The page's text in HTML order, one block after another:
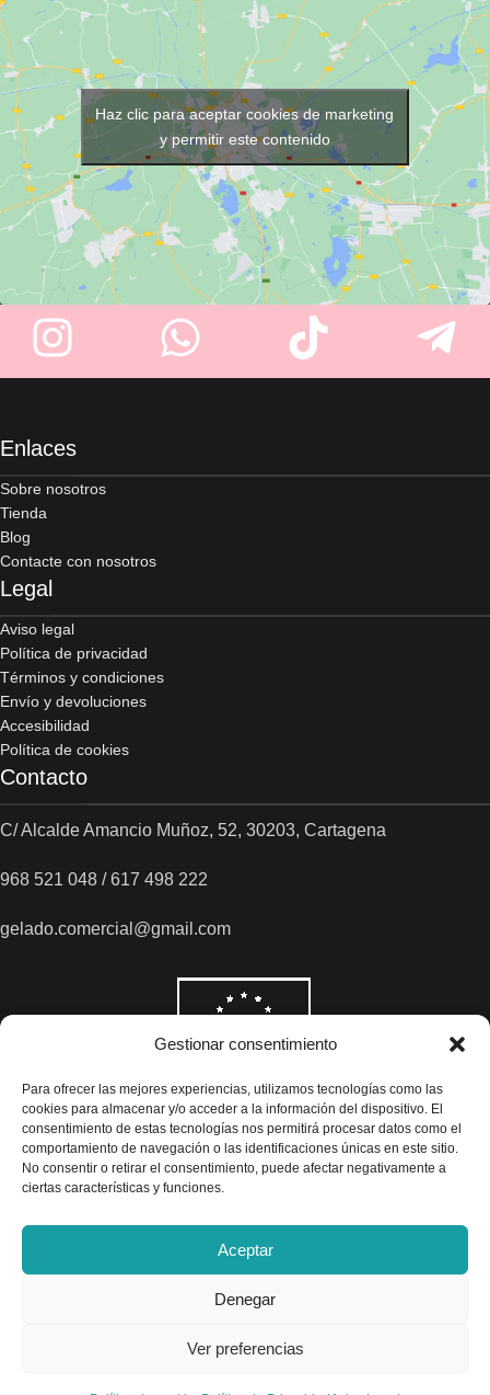
Gestionar consentimiento
Para ofrecer las mejores experiencias, utilizamos tecnologías como las
cookies para almacenar y/o acceder a la información del dispositivo. El
consentimiento de estas tecnologías nos permitirá procesar datos como el
comportamiento de navegación o las identificaciones únicas en este sitio.
No consentir o retirar el consentimiento, puede afectar negativamente a
ciertas características y funciones.
Aceptar
Denegar
Ver preferencias
garantizando confort para el
cliente y facilidad de trabajo
para el profesional. Fabricado
en España y personalizable con
opciones como kit relax y
grifería antidrop.
unmaterial resistente
incorpora un prácticocierre de
corchetespara un ajuste
cómodo y seguro. Su divertido
diseño de dálmatas sobre
fondo azul hace que la
experiencia sea más agradable
para los más pequeños.
Haz clic para aceptar cookies de marketing
y permitir este contenido
Enlaces
Sobre nosotros
Tienda
Blog
Contacte con nosotros
Legal
Aviso legal
Política de privacidad
Términos y condiciones
Envío y devoluciones
Accesibilidad
Política de cookies
Contacto
C/ Alcalde Amancio Muñoz, 52, 30203, Cartagena
968 521 048 / 617 498 222
gelado.comercial@gmail.com